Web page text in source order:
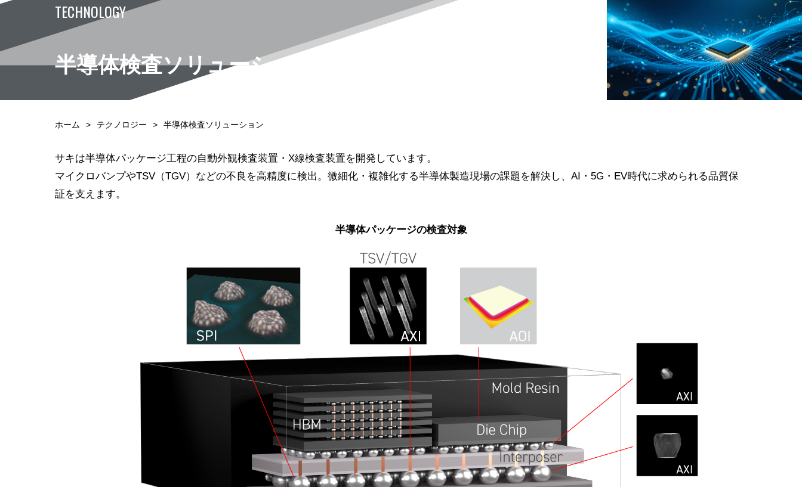
TECHNOLOGY
半導体検査ソリューション
ホーム テクノロジー 半導体検査ソリューション
サキは半導体パッケージ工程の自動外観検査装置・X線検査装置を開発しています。
マイクロバンプやTSV（TGV）などの不良を高精度に検出。微細化・複雑化する半導体製造現場の課題を解決し、AI・5G・EV時代に求められる品質保
証を支えます。
半導体パッケージの検査対象